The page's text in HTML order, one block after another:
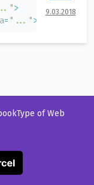
>
= "...">
9.03.2018
Type of Web